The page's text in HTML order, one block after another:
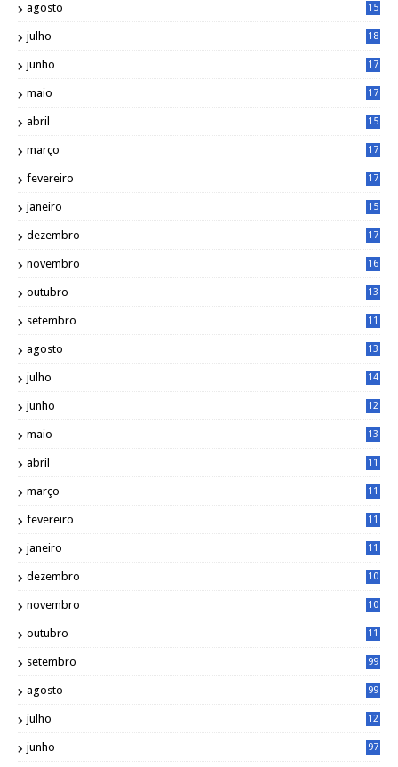
agosto
15
julho
18
junho
17
maio
17
abril
15
março
17
fevereiro
17
janeiro
15
dezembro
17
novembro
16
outubro
13
setembro
11
agosto
13
julho
14
junho
12
maio
13
abril
11
março
11
fevereiro
11
janeiro
11
dezembro
10
novembro
10
outubro
11
setembro 99
agosto 99
julho
12
junho 97